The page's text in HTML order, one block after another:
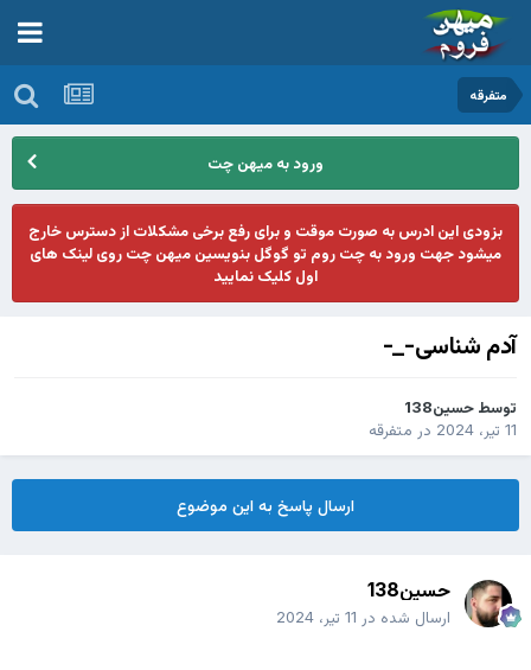
متفرقه
ورود به میهن چت
بزودی این ادرس به صورت موقت و برای رفع برخی مشکلات از دسترس خارج
میشود جهت ورود به چت روم تو گوگل بنویسین میهن چت روی لینک های
اول کلیک نمایید
آدم شناسی-_-
توسط حسین138
11 تیر، 2024
در متفرقه
ارسال پاسخ به این موضوع
حسین138
ارسال شده در 11 تیر، 2024